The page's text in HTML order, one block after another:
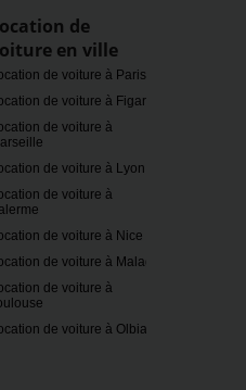
de
en ville
de voiture à Paris
de voiture à Figari
de voiture à
de voiture à Lyon
de voiture à
de voiture à Nice
de voiture à Malaga
de voiture à
de voiture à Olbia